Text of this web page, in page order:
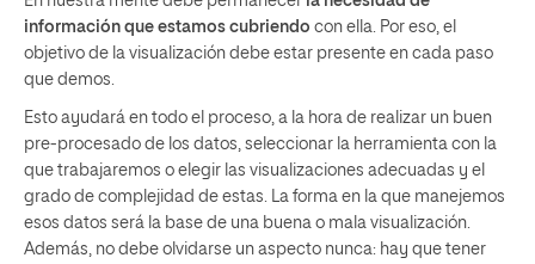
información que estamos cubriendo con ella. Por eso, el
objetivo de la visualización debe estar presente en cada paso
que demos.
Esto ayudará en todo el proceso, a la hora de realizar un buen
pre-procesado de los datos, seleccionar la herramienta con la
que trabajaremos o elegir las visualizaciones adecuadas y el
grado de complejidad de estas. La forma en la que manejemos
esos datos será la base de una buena o mala visualización.
Además, no debe olvidarse un aspecto nunca: hay que tener